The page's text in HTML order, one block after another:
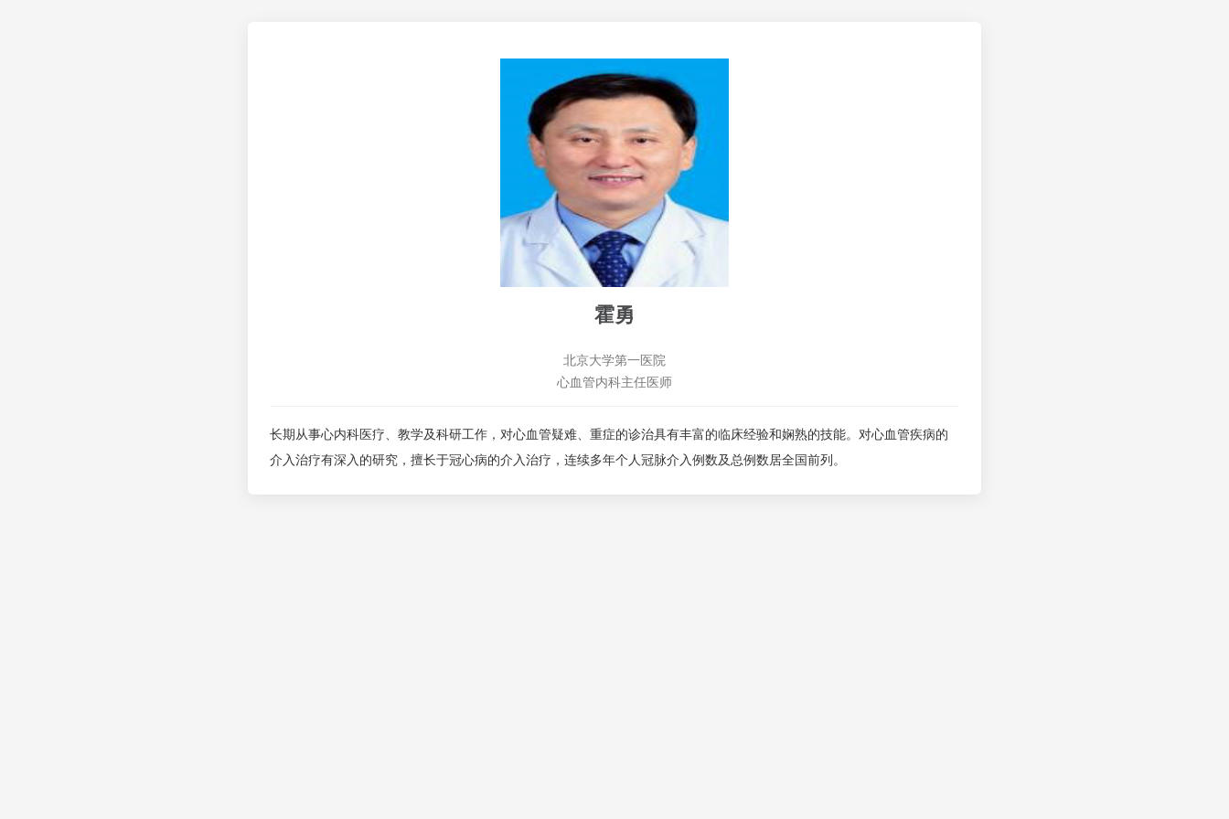
霍勇
北京大学第一医院
心血管内科主任医师
长期从事心内科医疗、教学及科研工作，对心血管疑难、重症的诊治具有丰富的临床经验和娴熟的技能。对心血管疾病的
介入治疗有深入的研究，擅长于冠心病的介入治疗，连续多年个人冠脉介入例数及总例数居全国前列。